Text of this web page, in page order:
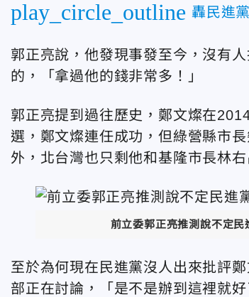
play_circle_outline 轟民進
郭正亮說，他發現事發至今，沒有
的，「拿過他的錢非常多！」
郭正亮提到過往歷史，鄭文燦在
選，鄭文燦連任成功，但綠營縣市
外，北台灣也只剩他和基隆市長林
前立委郭正亮推測說不定民
至於為何現在民進黨沒人出來批評
部正在討論，「是不是辦到這裡就